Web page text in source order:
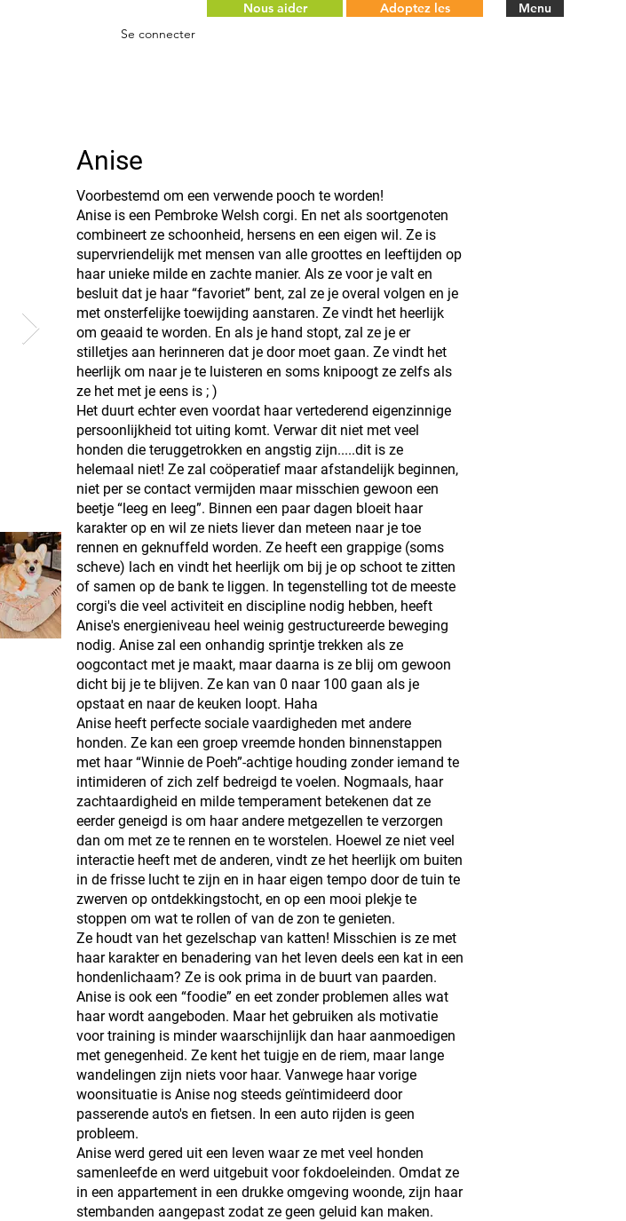
Se connecter
Nous aider Adoptez les Menu
Anise
Voorbestemd om een verwende pooch te worden!
Anise is een Pembroke Welsh corgi. En net als soortgenoten
combineert ze schoonheid, hersens en een eigen wil. Ze is
supervriendelijk met mensen van alle groottes en leeftijden op
haar unieke milde en zachte manier. Als ze voor je valt en
besluit dat je haar “favoriet” bent, zal ze je overal volgen en je
met onsterfelijke toewijding aanstaren. Ze vindt het heerlijk
om geaaid te worden. En als je hand stopt, zal ze je er
stilletjes aan herinneren dat je door moet gaan. Ze vindt het
heerlijk om naar je te luisteren en soms knipoogt ze zelfs als
ze het met je eens is ; )
Het duurt echter even voordat haar vertederend eigenzinnige
persoonlijkheid tot uiting komt. Verwar dit niet met veel
honden die teruggetrokken en angstig zijn.....dit is ze
helemaal niet! Ze zal coöperatief maar afstandelijk beginnen,
niet per se contact vermijden maar misschien gewoon een
beetje “leeg en leeg”. Binnen een paar dagen bloeit haar
karakter op en wil ze niets liever dan meteen naar je toe
rennen en geknuffeld worden. Ze heeft een grappige (soms
scheve) lach en vindt het heerlijk om bij je op schoot te zitten
of samen op de bank te liggen. In tegenstelling tot de meeste
corgi's die veel activiteit en discipline nodig hebben, heeft
Anise's energieniveau heel weinig gestructureerde beweging
nodig. Anise zal een onhandig sprintje trekken als ze
oogcontact met je maakt, maar daarna is ze blij om gewoon
dicht bij je te blijven. Ze kan van 0 naar 100 gaan als je
opstaat en naar de keuken loopt. Haha
Anise heeft perfecte sociale vaardigheden met andere
honden. Ze kan een groep vreemde honden binnenstappen
met haar “Winnie de Poeh”-achtige houding zonder iemand te
intimideren of zich zelf bedreigd te voelen. Nogmaals, haar
zachtaardigheid en milde temperament betekenen dat ze
eerder geneigd is om haar andere metgezellen te verzorgen
dan om met ze te rennen en te worstelen. Hoewel ze niet veel
interactie heeft met de anderen, vindt ze het heerlijk om buiten
in de frisse lucht te zijn en in haar eigen tempo door de tuin te
zwerven op ontdekkingstocht, en op een mooi plekje te
stoppen om wat te rollen of van de zon te genieten.
Ze houdt van het gezelschap van katten! Misschien is ze met
haar karakter en benadering van het leven deels een kat in een
hondenlichaam? Ze is ook prima in de buurt van paarden.
Anise is ook een “foodie” en eet zonder problemen alles wat
haar wordt aangeboden. Maar het gebruiken als motivatie
voor training is minder waarschijnlijk dan haar aanmoedigen
met genegenheid. Ze kent het tuigje en de riem, maar lange
wandelingen zijn niets voor haar. Vanwege haar vorige
woonsituatie is Anise nog steeds geïntimideerd door
passerende auto's en fietsen. In een auto rijden is geen
probleem.
Anise werd gered uit een leven waar ze met veel honden
samenleefde en werd uitgebuit voor fokdoeleinden. Omdat ze
in een appartement in een drukke omgeving woonde, zijn haar
stembanden aangepast zodat ze geen geluid kan maken.